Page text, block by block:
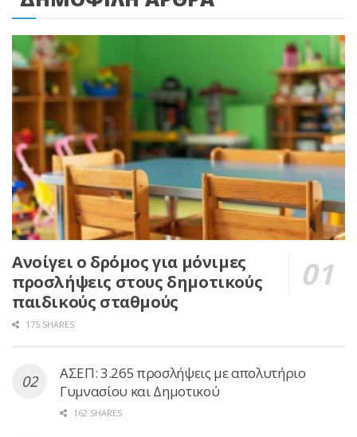
Ανοίγει ο δρόμος για μόνιμες
προσλήψεις στους δημοτικούς
παιδικούς σταθμούς
175 SHARES
ΑΣΕΠ: 3.265 προσλήψεις με απολυτήριο
Γυμνασίου και Δημοτικού
162 SHARES